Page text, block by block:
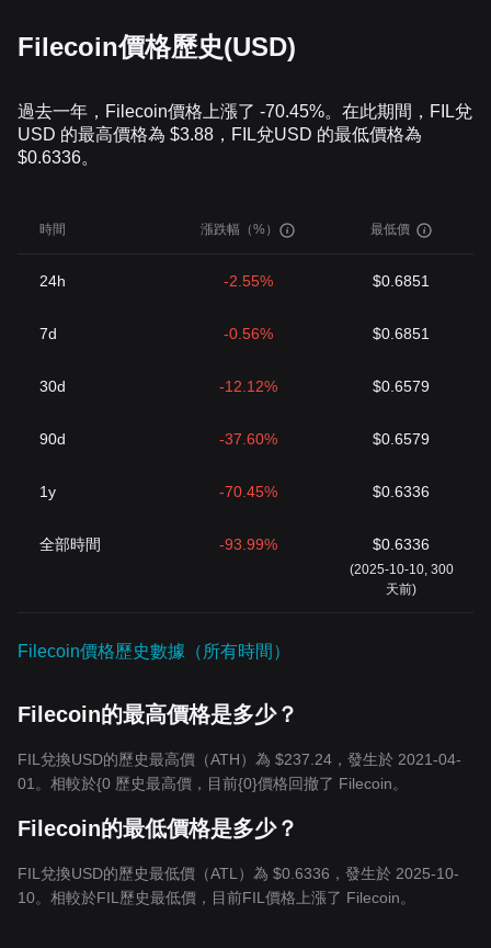
Filecoin價格歷史(USD)
過去一年，Filecoin價格上漲了 -70.45%。在此期間，FIL兌
USD 的最高價格為 $3.88，FIL兌USD 的最低價格為
$0.6336。
時間 漲跌幅（%） 最低價
24h -2.55% $0.6851
7d -0.56% $0.6851
30d -12.12% $0.6579
90d -37.60% $0.6579
1y -70.45% $0.6336
全部時間 -93.99% $0.6336
(2025-10-10, 300
天前)
Filecoin價格歷史數據（所有時間）
Filecoin的最高價格是多少？
FIL兌換USD的歷史最高價（ATH）為 $237.24，發生於 2021-04-
01。相較於{0 歷史最高價，目前{0}價格回撤了 Filecoin。
Filecoin的最低價格是多少？
FIL兌換USD的歷史最低價（ATL）為 $0.6336，發生於 2025-10-
10。相較於FIL歷史最低價，目前FIL價格上漲了 Filecoin。